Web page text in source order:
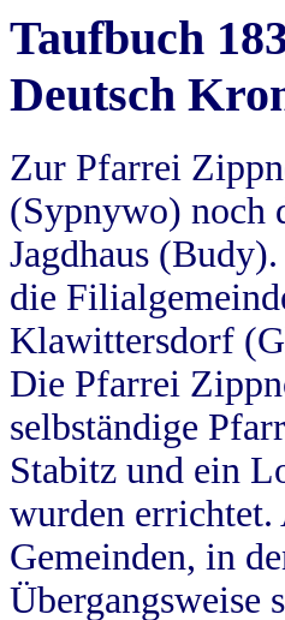
Taufbuch
Deutsch
Zur Pfarrei
(Sypnywo) noch
Jagdhaus
die
Klawittersdorf
Die Pfarrei
selbständige
Stabitz und ein
wurden errichtet.
Gemeinden, in
Übergangsweise